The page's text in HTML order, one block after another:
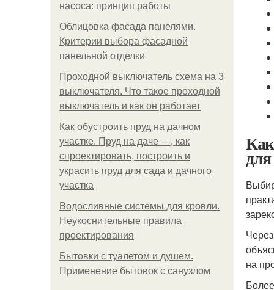
насоса: принцип работы
Облицовка фасада панелями.
Критерии выбора фасадной
панельной отделки
Проходной выключатель схема на 3
выключателя. Что такое проходной
выключатель и как он работает
Как обустроить пруд на дачном
участке. Пруд на даче —, как
спроектировать, построить и
украсить пруд для сада и дачного
участка
Водосливные системы для кровли.
Неукоснительные правила
проектирования
Бытовки с туалетом и душем.
Применение бытовок с санузлом
на